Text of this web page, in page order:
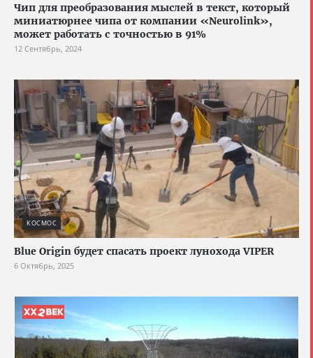
Чип для преобразования мыслей в текст, который
миниатюрнее чипа от компании «Neurolink»,
может работать с точностью в 91%
12 Сентябрь, 2024
КОСМОС
Blue Origin будет спасать проект лунохода VIPER
6 Октябрь, 2025